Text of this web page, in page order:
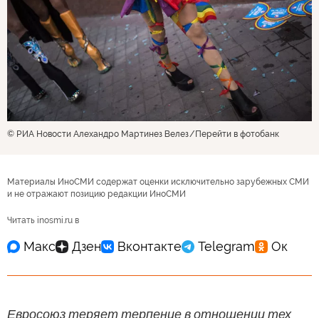
© РИА Новости Алехандро Мартинез Велез Перейти в фотобанк
Материалы ИноСМИ содержат оценки исключительно зарубежных СМИ
и не отражают позицию редакции ИноСМИ
Читать inosmi.ru в
Евросоюз теряет терпение в отношении тех